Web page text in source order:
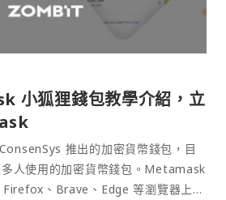
小狐狸錢包教學介紹，立
推出的加密貨幣錢包，目
人使用的加密貨幣錢包。Metamask
、Brave、Edge 等瀏覽器上作